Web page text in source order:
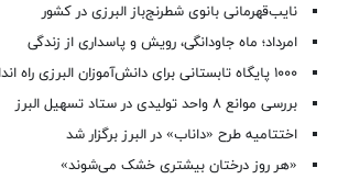
نایب‌قهرمانی بانوی شطرنج‌باز البرزی در کشور
امرداد؛ ماه جاودانگی، رویش و پاسداری از زندگی
۱۰۰۰ پایگاه تابستانی برای دانش‌آموزان البرزی راه اندازی شد
بررسی موانع ۸ واحد تولیدی در ستاد تسهیل البرز
اختتامیه طرح «داناب» در البرز برگزار شد
«هر روز درختان بیشتری خشک می‌شوند»